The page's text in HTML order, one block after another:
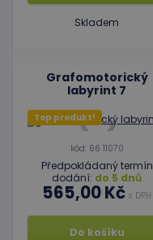
Skladem
Grafomotorický
labyrint 7
Top produkt!
kód: 66 11070
Předpokládaný termín
dodání: do 5 dnů
565,00 Kč s DPH
Do košíku